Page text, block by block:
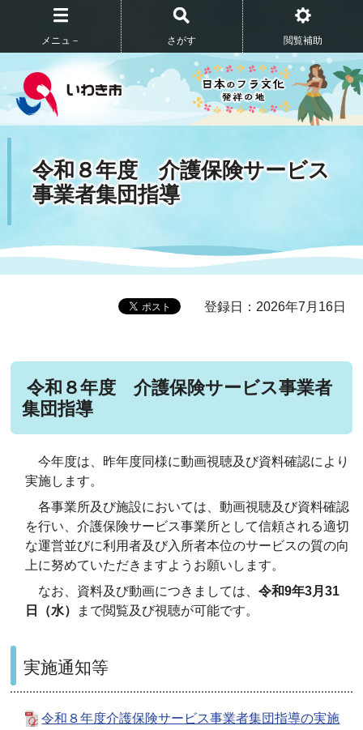
メニュ－ さがす 閲覧補助
令和８年度 介護保険サービス
事業者集団指導
登録日：2026年7月16日
令和８年度 介護保険サービス事業者
集団指導
今年度は、昨年度同様に動画視聴及び資料確認により
実施します。
各事業所及び施設においては、動画視聴及び資料確認
を行い、介護保険サービス事業所として信頼される適切
な運営並びに利用者及び入所者本位のサービスの質の向
上に努めていただきますようお願いします。
なお、資料及び動画につきましては、令和9年3月31
日（水）
まで閲覧及び視聴が可能です。
実施通知等
令和８年度介護保険サービス事業者集団指導の実施